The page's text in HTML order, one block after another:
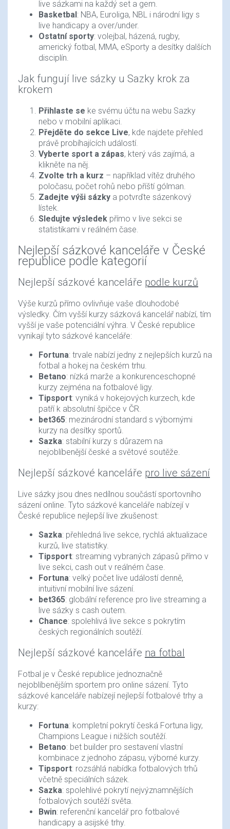
live sázkami na každý set a gem.
Basketbal: NBA, Euroliga, NBL i národní ligy s
live handicapy a over/under.
Ostatní sporty: volejbal, házená, rugby,
americký fotbal, MMA, eSporty a desítky dalších
disciplín.
Jak fungují live sázky u Sazky krok za
krokem
Přihlaste se ke svému účtu na webu Sazky
nebo v mobilní aplikaci.
Přejděte do sekce Live, kde najdete přehled
právě probíhajících událostí.
Vyberte sport a zápas, který vás zajímá, a
klikněte na něj.
Zvolte trh a kurz – například vítěz druhého
poločasu, počet rohů nebo příští gólman.
Zadejte výši sázky a potvrďte sázenkový
lístek.
Sledujte výsledek přímo v live sekci se
statistikami v reálném čase.
Nejlepší sázkové kanceláře v České
republice podle kategorií
Nejlepší sázkové kanceláře podle kurzů
Výše kurzů přímo ovlivňuje vaše dlouhodobé
výsledky. Čím vyšší kurzy sázková kancelář nabízí, tím
vyšší je vaše potenciální výhra. V České republice
vynikají tyto sázkové kanceláře:
Fortuna: trvale nabízí jedny z nejlepších kurzů na
fotbal a hokej na českém trhu.
Betano: nízká marže a konkurenceschopné
kurzy zejména na fotbalové ligy.
Tipsport: vyniká v hokejových kurzech, kde
patří k absolutní špičce v ČR.
bet365: mezinárodní standard s výbornými
kurzy na desítky sportů.
Sazka: stabilní kurzy s důrazem na
nejoblíbenější české a světové soutěže.
Nejlepší sázkové kanceláře pro live sázení
Live sázky jsou dnes nedílnou součástí sportovního
sázení online. Tyto sázkové kanceláře nabízejí v
České republice nejlepší live zkušenost:
Sazka: přehledná live sekce, rychlá aktualizace
kurzů, live statistiky.
Tipsport: streaming vybraných zápasů přímo v
live sekci, cash out v reálném čase.
Fortuna: velký počet live událostí denně,
intuitivní mobilní live sázení.
bet365: globální reference pro live streaming a
live sázky s cash outem.
Chance: spolehlivá live sekce s pokrytím
českých regionálních soutěží.
Nejlepší sázkové kanceláře na fotbal
Fotbal je v České republice jednoznačně
nejoblíbenějším sportem pro online sázení. Tyto
sázkové kanceláře nabízejí nejlepší fotbalové trhy a
kurzy:
Fortuna: kompletní pokrytí česká Fortuna ligy,
Champions League i nižších soutěží.
Betano: bet builder pro sestavení vlastní
kombinace z jednoho zápasu, výborné kurzy.
Tipsport: rozsáhlá nabídka fotbalových trhů
včetně speciálních sázek.
Sazka: spolehlivé pokrytí nejvýznamnějších
fotbalových soutěží světa.
Bwin: referenční kancelář pro fotbalové
handicapy a asijské trhy.